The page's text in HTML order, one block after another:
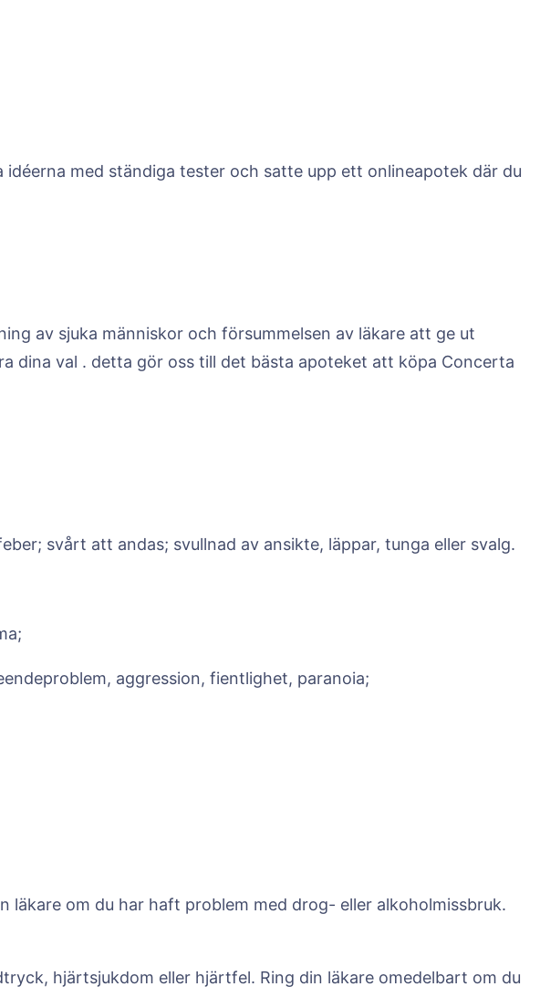
med ständiga tester och satte upp ett onlineapotek där du
av sjuka människor och försummelsen av läkare att ge ut
dina val . detta gör oss till det bästa apoteket att köpa Concerta
svårt att andas; svullnad av ansikte, läppar, tunga eller svalg.
aggression, fientlighet, paranoia;
om du har haft problem med drog- eller alkoholmissbruk.
hjärtsjukdom eller hjärtfel. Ring din läkare omedelbart om du